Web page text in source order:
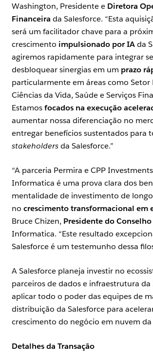
Washington, Presidente e Diretora
Financeira da Salesforce. “Esta
será um facilitador chave para a
crescimento impulsionado por IAda
agiremos rapidamente para integrar
desbloquear sinergias em um prazo
particularmente em áreas como Setor
Ciências da Vida, Saúde e Serviços
Estamosfocados na execução
aumentar nossa diferenciação no
entregar benefícios sustentados para
stakeholdersda Salesforce.”
“A parceria Permira e CPP
Informatica é uma prova clara dos
mentalidade de investimento de
no crescimento transformacional em
Bruce Chizen, Presidente do Conselho
Informatica. “Este resultado
Salesforce é um testemunho dessa
A Salesforce planeja investir no
parceiros de dados e infraestrutura
aplicar todo o poder das equipes de
distribuição da Salesforce para
crescimento do negócio em nuvem
Detalhes da Transação